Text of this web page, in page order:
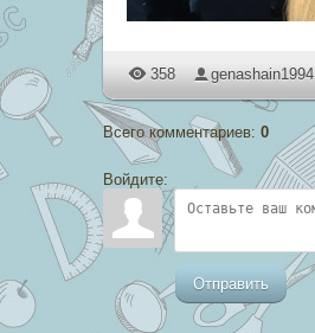
358 genashain1994
Всего комментариев: 0
Войдите:
Отправить